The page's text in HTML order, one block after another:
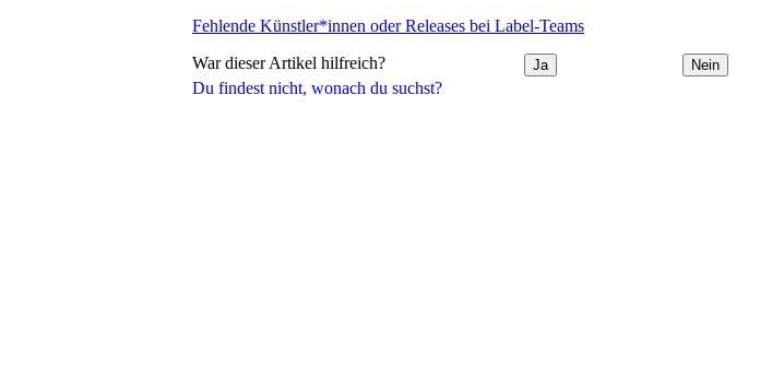
Du findest nicht, wonach du suchst?
Fehlende Künstler*innen oder Releases bei Label-Teams
War dieser Artikel hilfreich? Ja Nein